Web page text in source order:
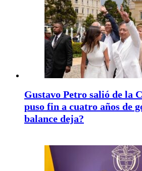
Gustavo Petro salió de la
puso fin a cuatro años de
balance deja?